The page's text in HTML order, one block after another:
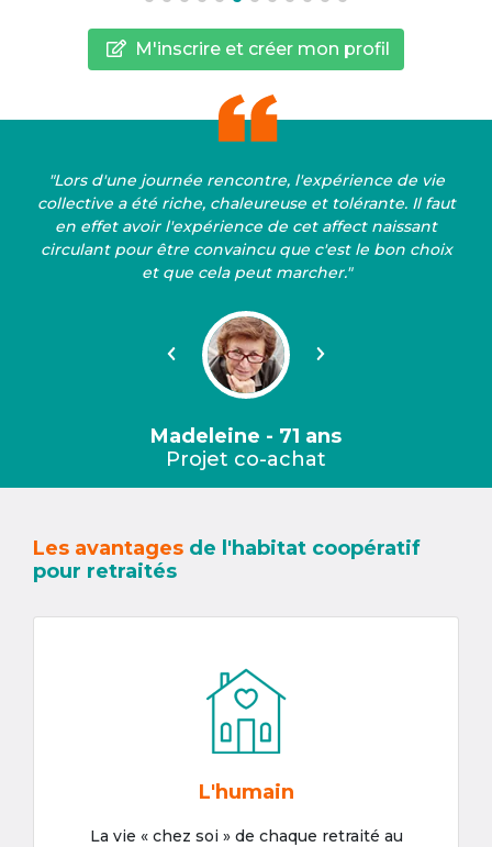
M'inscrire et créer mon profil
"Lors d'une journée rencontre, l'expérience de vie
collective a été riche, chaleureuse et tolérante. Il faut
en effet avoir l'expérience de cet affect naissant
circulant pour être convaincu que c'est le bon choix
et que cela peut marcher."
Précédent Suivant
Madeleine - 71 ans
Projet co-achat
Les avantages de l'habitat coopératif
pour retraités
L'humain
La vie « chez soi » de chaque retraité au